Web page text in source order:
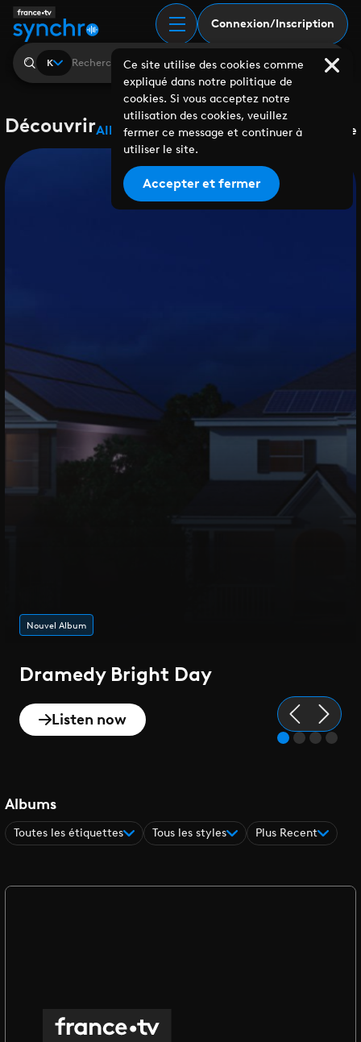
Connexion/Inscription
K
DécouvrirAlbumsPlaylistsCollaborationsLabels Genre
Nouvel Album
Dramedy Bright Day
Listen now
Albums
Toutes les étiquettes Tous les styles Plus Recent
Ce site utilise des cookies comme
expliqué dans notre politique de
cookies. Si vous acceptez notre
utilisation des cookies, veuillez
fermer ce message et continuer à
utiliser le site.
Accepter et fermer